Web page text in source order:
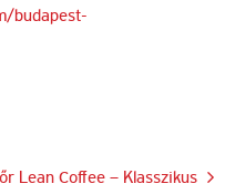
budapest-
Lean Coffee – Klasszikus